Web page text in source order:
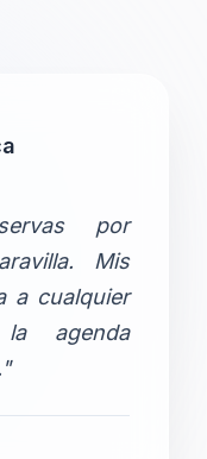
por
Mis
a cualquier
agenda